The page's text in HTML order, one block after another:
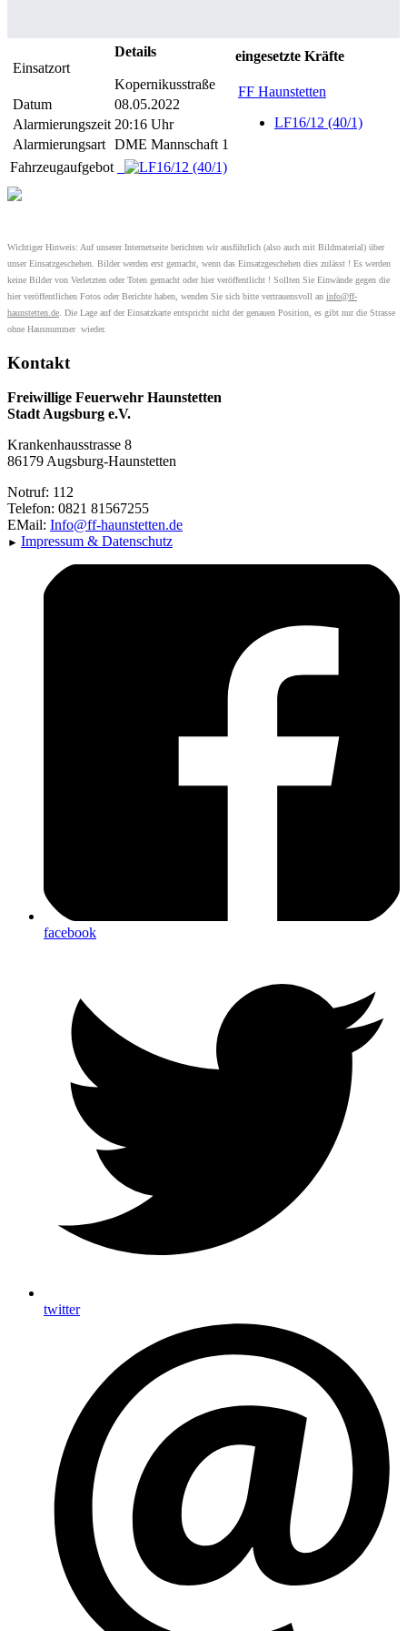
Einsatzort
Details
Kopernikusstraße
Datum
08.05.2022
Alarmierungszeit 20:16 Uhr
Alarmierungsart DME Mannschaft 1
eingesetzte Kräfte
FF Haunstetten
LF16/12 (40/1)
Fahrzeugaufgebot
Wichtiger Hinweis: Auf unserer Internetseite berichten wir ausführlich (also auch mit Bildmaterial) über
unser Einsatzgeschehen. Bilder werden erst gemacht, wenn das Einsatzgeschehen dies zulässt ! Es werden
keine Bilder von Verletzten oder Toten gemacht oder hier veröffentlicht ! Sollten Sie Einwände gegen die
hier veröffentlichen Fotos oder Berichte haben, wenden Sie sich bitte vertrauensvoll an info@ff-
haunstetten.de . Die Lage auf der Einsatzkarte entspricht nicht der genauen Position, es gibt nur die Strasse
ohne Hausnummer wieder.
Kontakt
Freiwillige Feuerwehr Haunstetten
Stadt Augsburg e.V.
Krankenhausstrasse 8
86179 Augsburg-Haunstetten
Notruf: 112
Telefon: 0821 81567255
EMail: Info@ff-haunstetten.de
► Impressum & Datenschutz
facebook
twitter